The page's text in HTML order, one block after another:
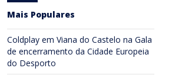
Mais Populares
Coldplay em Viana do Castelo na Gala
de encerramento da Cidade Europeia
do Desporto